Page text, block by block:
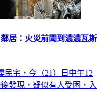
居：火災前聞到濃濃瓦斯
宅，今（21）日中午12
發現，疑似有人受困，入